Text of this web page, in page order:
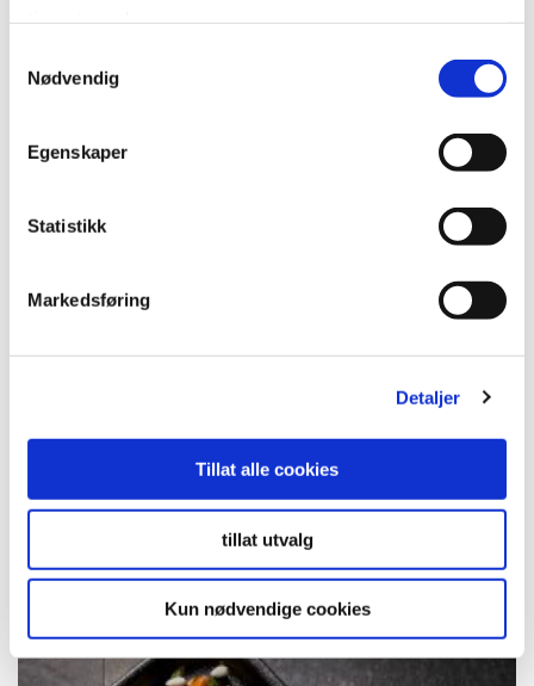
Nødvendig
Egenskaper
Statistikk
Markedsføring
Detaljer
Tillat alle cookies
tillat utvalg
Kun nødvendige cookies
Kyllinggryte med tranebær